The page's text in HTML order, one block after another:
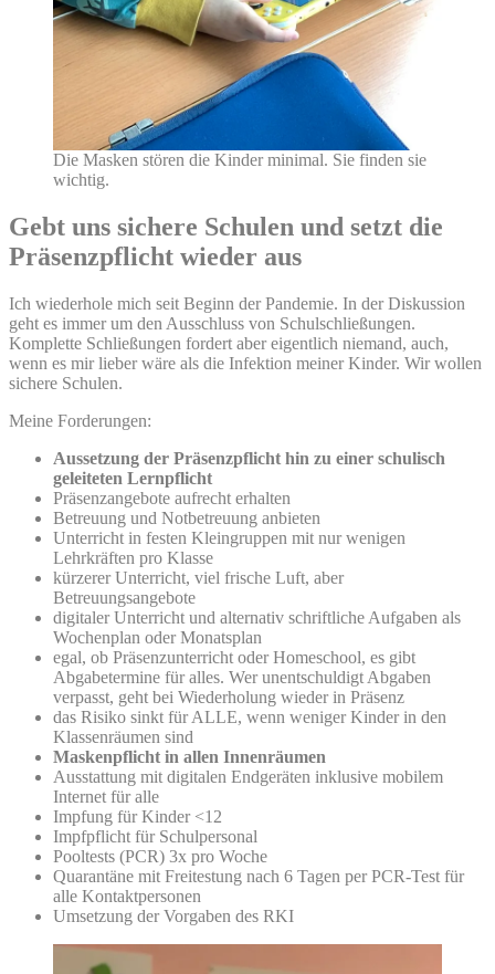
Die Masken stören die Kinder minimal. Sie finden sie
wichtig.
Gebt uns sichere Schulen und setzt die
Präsenzpflicht wieder aus
Ich wiederhole mich seit Beginn der Pandemie. In der Diskussion
geht es immer um den Ausschluss von Schulschließungen.
Komplette Schließungen fordert aber eigentlich niemand, auch,
wenn es mir lieber wäre als die Infektion meiner Kinder. Wir wollen
sichere Schulen.
Meine Forderungen:
Aussetzung der Präsenzpflicht hin zu einer schulisch
geleiteten Lernpflicht
Präsenzangebote aufrecht erhalten
Betreuung und Notbetreuung anbieten
Unterricht in festen Kleingruppen mit nur wenigen
Lehrkräften pro Klasse
kürzerer Unterricht, viel frische Luft, aber
Betreuungsangebote
digitaler Unterricht und alternativ schriftliche Aufgaben als
Wochenplan oder Monatsplan
egal, ob Präsenzunterricht oder Homeschool, es gibt
Abgabetermine für alles. Wer unentschuldigt Abgaben
verpasst, geht bei Wiederholung wieder in Präsenz
das Risiko sinkt für ALLE, wenn weniger Kinder in den
Klassenräumen sind
Maskenpflicht in allen Innenräumen
Ausstattung mit digitalen Endgeräten inklusive mobilem
Internet für alle
Impfung für Kinder <12
Impfpflicht für Schulpersonal
Pooltests (PCR) 3x pro Woche
Quarantäne mit Freitestung nach 6 Tagen per PCR-Test für
alle Kontaktpersonen
Umsetzung der Vorgaben des RKI